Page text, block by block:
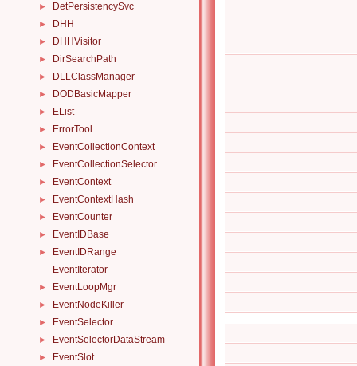
► DetPersistencySvc
► DHH
► DHHVisitor
► DirSearchPath
► DLLClassManager
► DODBasicMapper
► EList
► ErrorTool
► EventCollectionContext
► EventCollectionSelector
► EventContext
► EventContextHash
► EventCounter
► EventIDBase
►
EventIDRange
EventIterator
► EventLoopMgr
► EventNodeKiller
► EventSelector
► EventSelectorDataStream
► EventSlot